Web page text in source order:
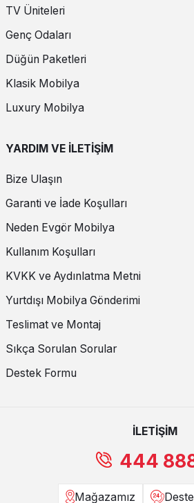
TV Üniteleri
Genç Odaları
Düğün Paketleri
Klasik Mobilya
Luxury Mobilya
YARDIM VE İLETİŞİM
Bize Ulaşın
Garanti ve İade Koşulları
Neden Evgör Mobilya
Kullanım Koşulları
KVKK ve Aydınlatma Metni
Yurtdışı Mobilya Gönderimi
Teslimat ve Montaj
Sıkça Sorulan Sorular
Destek Formu
İLETİŞİM
444
Mağazamız